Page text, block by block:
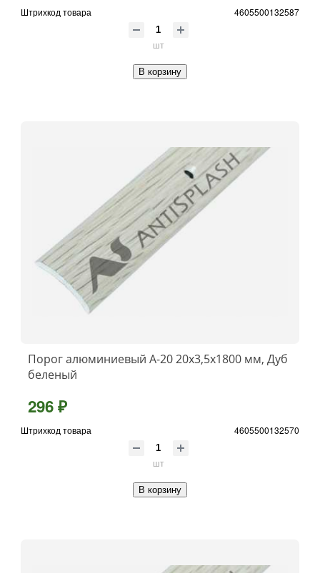
Штрихкод товара 4605500132587
шт
В корзину
Порог алюминиевый А-20 20х3,5x1800 мм, Дуб
беленый
296 ₽
Штрихкод товара 4605500132570
шт
В корзину